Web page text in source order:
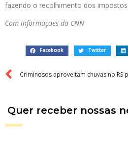
fazendo o recolhimento dos impostos.
Com informações da CNN
Facebook Twitter
Criminosos aproveitam chuvas no
Quer receber nossas